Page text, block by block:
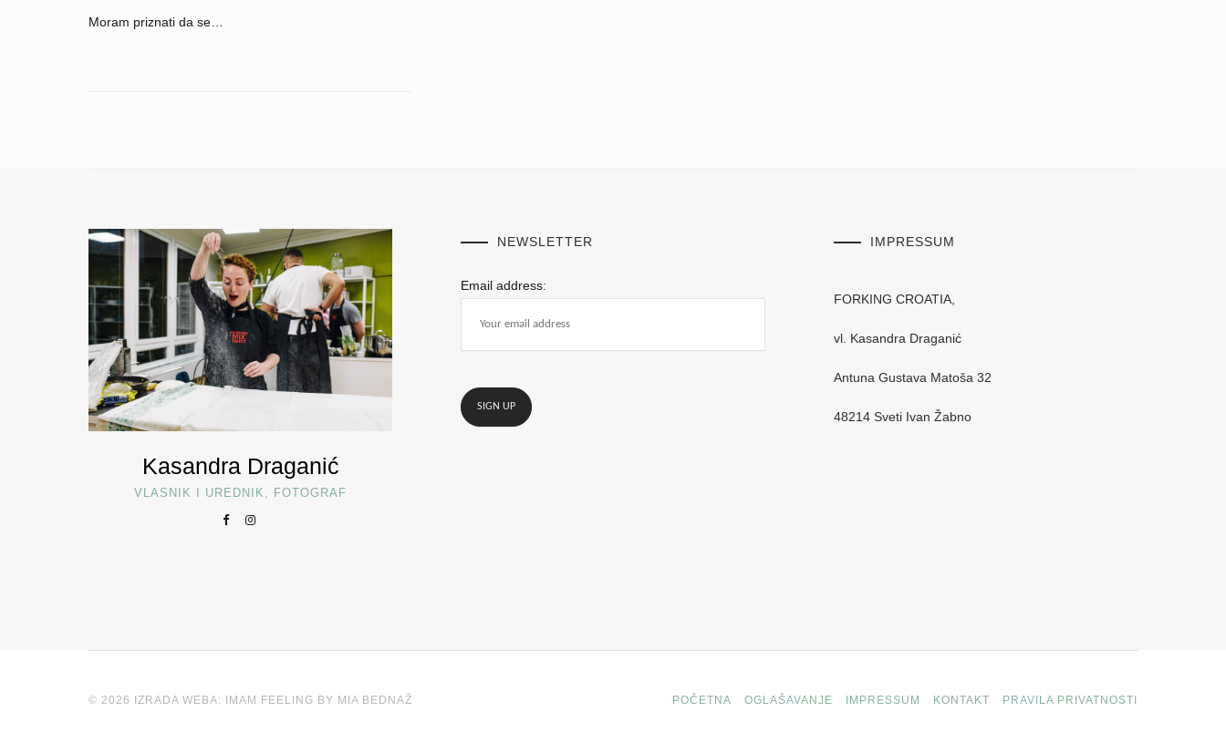
Moram priznati da se…
Kasandra Draganić
VLASNIK I UREDNIK, FOTOGRAF
NEWSLETTER
Email address:
IMPRESSUM
FORKING CROATIA,
vl. Kasandra Draganić
Antuna Gustava Matoša 32
48214 Sveti Ivan Žabno
© 2026 IZRADA WEBA: IMAM FEELING BY MIA BEDNAŽ POČETNA OGLAŠAVANJE IMPRESSUM KONTAKT PRAVILA PRIVATNOSTI